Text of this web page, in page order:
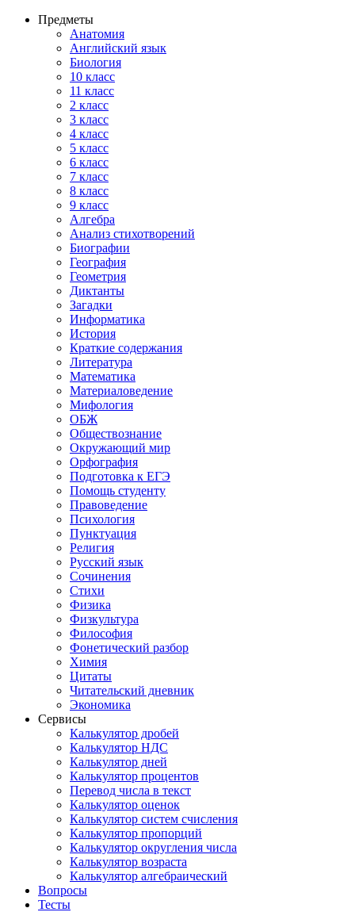
Предметы
Анатомия
Английский язык
Биология
10 класс
11 класс
2 класс
3 класс
4 класс
5 класс
6 класс
7 класс
8 класс
9 класс
Алгебра
Анализ стихотворений
Биографии
География
Геометрия
Диктанты
Загадки
Информатика
История
Краткие содержания
Литература
Математика
Материаловедение
Мифология
ОБЖ
Обществознание
Окружающий мир
Орфография
Подготовка к ЕГЭ
Помощь студенту
Правоведение
Психология
Пунктуация
Религия
Русский язык
Сочинения
Стихи
Физика
Физкультура
Философия
Фонетический разбор
Химия
Цитаты
Читательский дневник
Экономика
Сервисы
Калькулятор дробей
Калькулятор НДС
Калькулятор дней
Калькулятор процентов
Перевод числа в текст
Калькулятор оценок
Калькулятор систем счисления
Калькулятор пропорций
Калькулятор округления числа
Калькулятор возраста
Калькулятор алгебраический
Вопросы
Тесты